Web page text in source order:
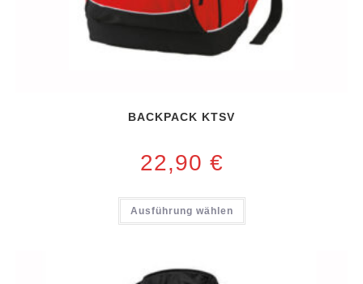
BACKPACK KTSV
22,90 €
Ausführung wählen